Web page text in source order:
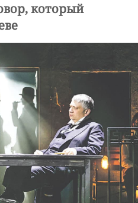
который